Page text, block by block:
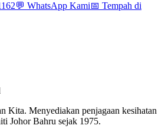
💬 WhatsApp Kami📅 Tempah di
Kita. Menyediakan penjagaan kesihatan
Johor Bahru sejak 1975.